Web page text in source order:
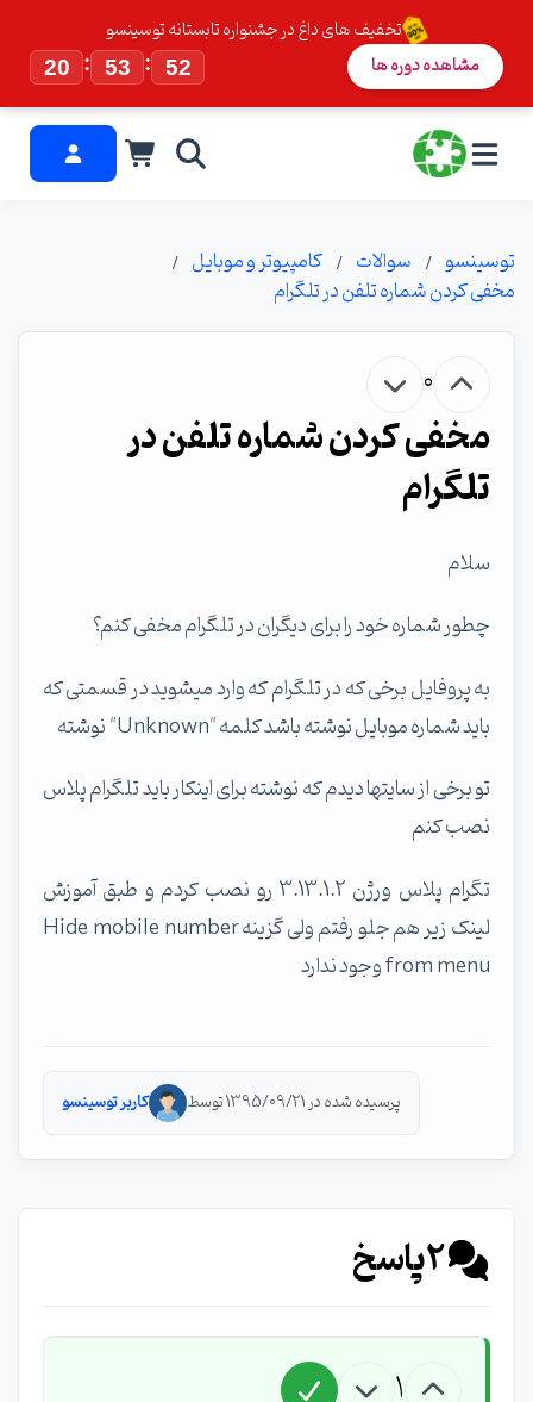
تخفیف های داغ در جشنواره تابستانه توسینسو
20
: 53 : 51 مشاهده دوره ها
توسینسو سوالات
کامپیوتر و موبایل
مخفی کردن شماره تلفن در تلگرام
0
مخفی کردن شماره تلفن در
تلگرام
سلام
چطور شماره خود را برای دیگران در تلگرام مخفی کنم؟
به پروفایل برخی که در تلگرام که وارد میشوید در قسمتی که
باید شماره موبایل نوشته باشد کلمه "Unknown" نوشته
تو برخی از سایتها دیدم که نوشته برای اینکار باید تلگرام پلاس
نصب کنم
تگرام پلاس ورژن 3.13.1.2 رو نصب کردم و طبق آموزش
لینک زیر هم جلو رفتم ولی گزینه Hide mobile number
from menu وجود ندارد
پرسیده شده در 1395/09/21 توسط کاربر توسینسو
2پاسخ
1